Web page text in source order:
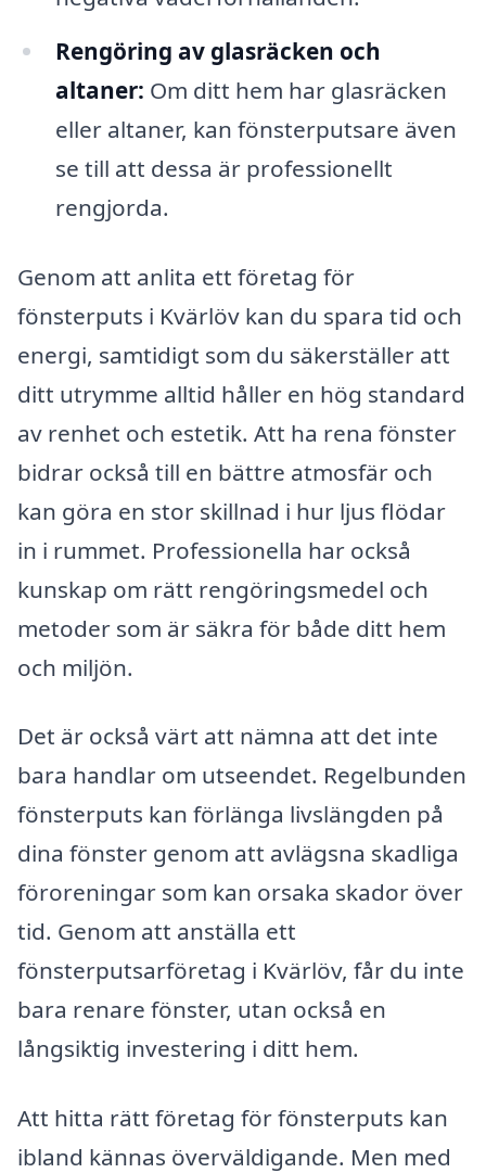
Rengöring av glasräcken och
altaner: Om ditt hem har glasräcken
eller altaner, kan fönsterputsare även
se till att dessa är professionellt
rengjorda.
Genom att anlita ett företag för
fönsterputs i Kvärlöv kan du spara tid och
energi, samtidigt som du säkerställer att
ditt utrymme alltid håller en hög standard
av renhet och estetik. Att ha rena fönster
bidrar också till en bättre atmosfär och
kan göra en stor skillnad i hur ljus flödar
in i rummet. Professionella har också
kunskap om rätt rengöringsmedel och
metoder som är säkra för både ditt hem
och miljön.
Det är också värt att nämna att det inte
bara handlar om utseendet. Regelbunden
fönsterputs kan förlänga livslängden på
dina fönster genom att avlägsna skadliga
föroreningar som kan orsaka skador över
tid. Genom att anställa ett
fönsterputsarföretag i Kvärlöv, får du inte
bara renare fönster, utan också en
långsiktig investering i ditt hem.
Att hitta rätt företag för fönsterputs kan
ibland kännas överväldigande. Men med